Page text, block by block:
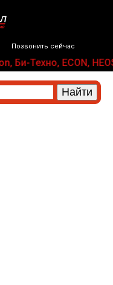
Позвонить сейчас
ECON,